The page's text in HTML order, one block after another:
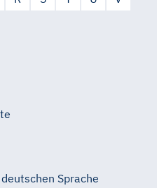
Sprache